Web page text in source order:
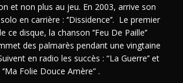
et non plus au jeu. En 2003, arrive son
en carrière : ‘’Dissidence’’. Le premier
ce disque, la chanson ‘’Feu De Paille’’
des palmarès pendant une vingtaine
en radio les succès : “La Guerre’’ et
‘’Ma Folie Douce Amère” .